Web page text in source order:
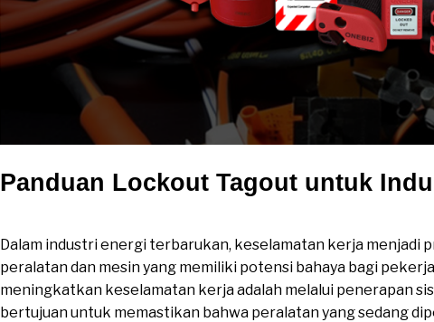
Panduan Lockout Tagout untuk
Dalam industri energi terbarukan, keselamatan kerja menjadi
peralatan dan mesin yang memiliki potensi bahaya bagi
meningkatkan keselamatan kerja adalah melalui penerapan
bertujuan untuk memastikan bahwa peralatan yang sedang